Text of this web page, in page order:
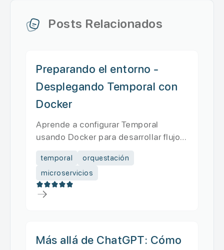
Posts Relacionados
Preparando el entorno -
Desplegando Temporal con
Docker
Aprende a configurar Temporal
usando Docker para desarrollar flujos
temporal
orquestación
microservicios
Más allá de ChatGPT: Cómo